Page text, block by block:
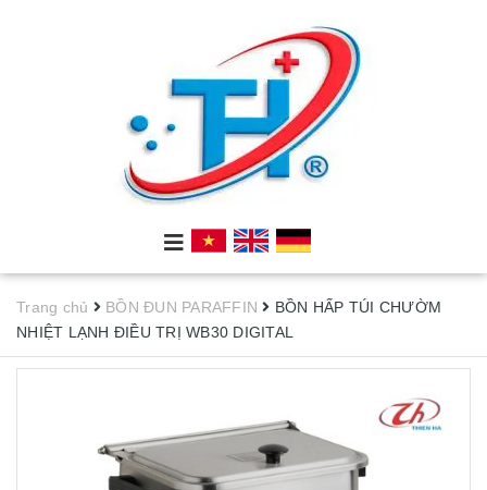
Trang chủ BỒN ĐUN PARAFFIN
BỒN HẤP TÚI CHƯỜM
NHIỆT LẠNH ĐIỀU TRỊ WB30 DIGITAL